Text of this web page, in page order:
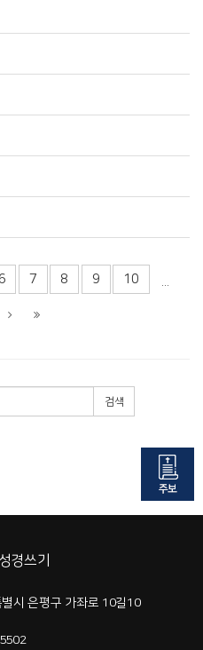
6 7 8 9 10
검색
경쓰기
시 은평구 가좌로 10길10